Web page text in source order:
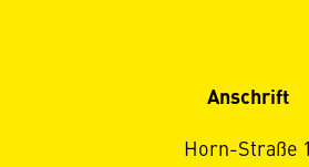
Anschrift
Horn-Straße 1